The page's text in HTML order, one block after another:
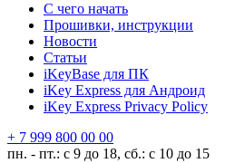
С чего начать
Прошивки, инструкции
Новости
Статьи
iKeyBase для ПК
iKey Express для Андроид
iKey Express Privacy Policy
+ 7 999 800 00 00
пн. - пт.: с 9 до 18, сб.: с 10 до 15